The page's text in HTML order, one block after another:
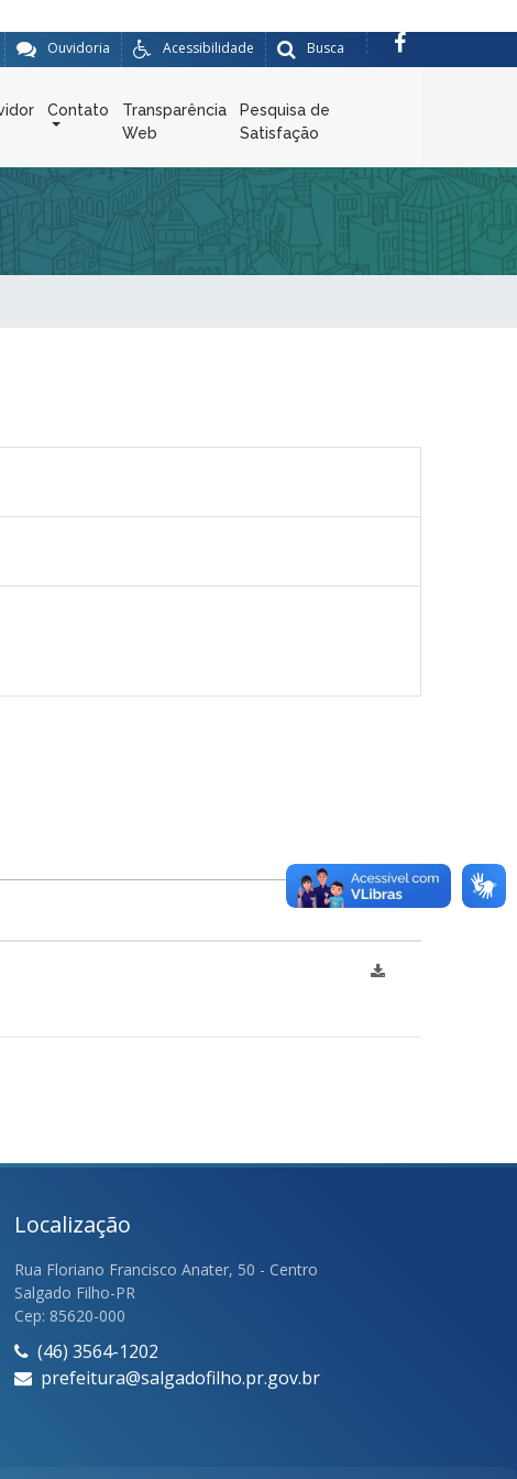
Busca
Acessibilidade
Ouvidoria
Contato
Transparência
Web
Pesquisa de
Satisfação
Localização
Rua Floriano Francisco Anater, 50 - Centro
Salgado Filho-PR
Cep: 85620-000
(46) 3564-1202
prefeitura@salgadofilho.pr.gov.br